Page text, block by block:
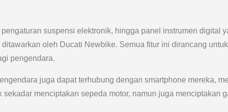
suspensi elektronik, hingga panel instrumen digital
oleh Ducati Newbike. Semua fitur ini dirancang
pengendara.
juga dapat terhubung dengan smartphone mereka,
menciptakan sepeda motor, namun juga menciptakan